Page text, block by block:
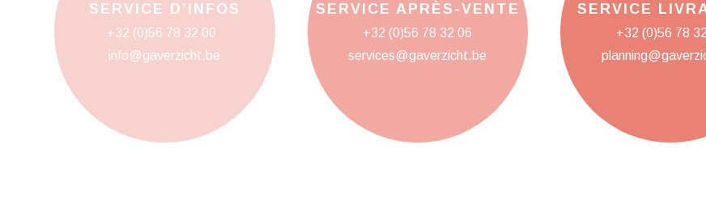
SERVICE D’INFOS
+32 (0)56 78 32 00
info@gaverzicht.be
SERVICE APRÈS-VENTE
+32 (0)56 78 32 06
services@gaverzicht.be
SERVICE
+32 (0)56 78